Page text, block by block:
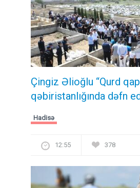
Çingiz Əlioğlu “Qurd
qəbiristanlığında dəfn
Hadisə
12:55 378